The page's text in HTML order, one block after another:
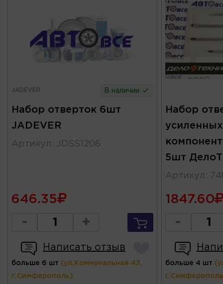
JADEVER В наличии
Набор отверток 6шт
JADEVER
Артикул : JDSS1206
646.35
- +
Написать отзыв
больше 6 шт (ул.Коммунальная 43,
г.Симферополь)
Набор
5шт
Артикул :
1847.60
-
больше 4 шт